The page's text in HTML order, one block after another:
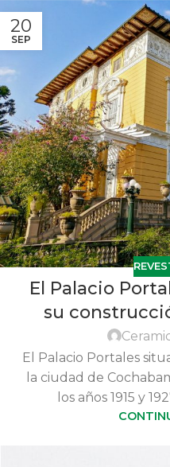
20
SEP
El Palacio
su
El Palacio Portales
la ciudad de
los años 1915 y